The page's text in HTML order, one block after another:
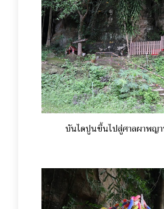
บันไดปูนขึ้นไปสู่ศาลผาพญา